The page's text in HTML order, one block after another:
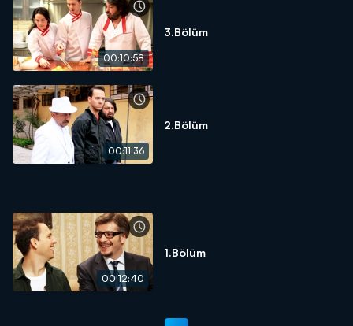
00:10:58
3.Bölüm
00:11:36
2.Bölüm
00:12:40
1.Bölüm